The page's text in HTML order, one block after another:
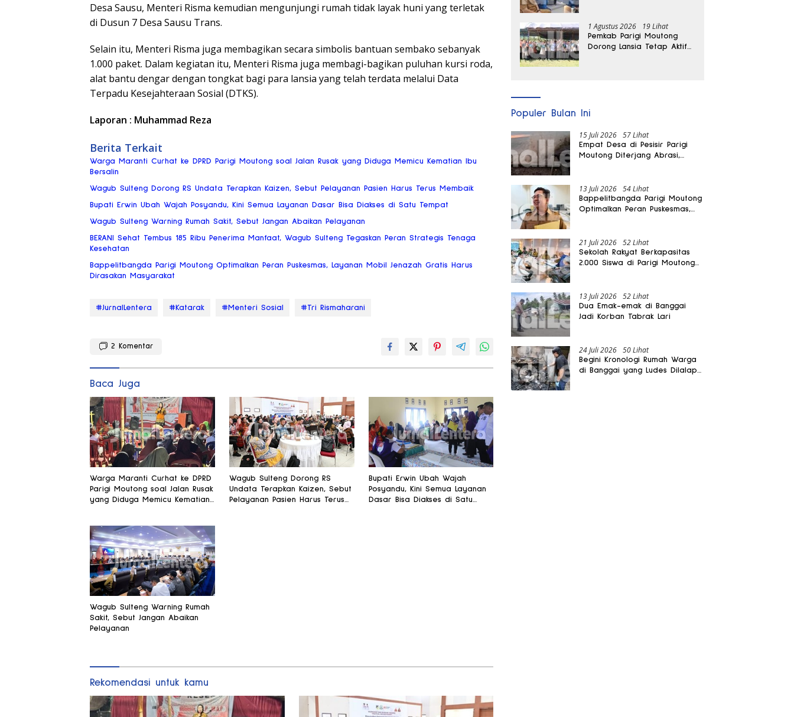
Desa Sausu, Menteri Risma kemudian mengunjungi rumah tidak layak huni yang terletak
di Dusun 7 Desa Sausu Trans.
Selain itu, Menteri Risma juga membagikan secara simbolis bantuan sembako sebanyak
1.000 paket. Dalam kegiatan itu, Menteri Risma juga membagi-bagikan puluhan kursi roda,
alat bantu dengar dengan tongkat bagi para lansia yang telah terdata melalui Data
Terpadu Kesejahteraan Sosial (DTKS).
Laporan : Muhammad Reza
Berita Terkait
Warga Maranti Curhat ke DPRD Parigi Moutong soal Jalan Rusak yang Diduga Memicu Kematian Ibu
Bersalin
Wagub Sulteng Dorong RS Undata Terapkan Kaizen, Sebut Pelayanan Pasien Harus Terus Membaik
Bupati Erwin Ubah Wajah Posyandu, Kini Semua Layanan Dasar Bisa Diakses di Satu Tempat
Wagub Sulteng Warning Rumah Sakit, Sebut Jangan Abaikan Pelayanan
BERANI Sehat Tembus 185 Ribu Penerima Manfaat, Wagub Sulteng Tegaskan Peran Strategis Tenaga
Kesehatan
Bappelitbangda Parigi Moutong Optimalkan Peran Puskesmas, Layanan Mobil Jenazah Gratis Harus
Dirasakan Masyarakat
#JurnalLentera #Katarak #Menteri Sosial #Tri Rismaharani
2 Komentar
Baca Juga
Warga Maranti Curhat ke DPRD
Parigi Moutong soal Jalan Rusak
yang Diduga Memicu Kematian
Wagub Sulteng Dorong RS
Undata Terapkan Kaizen, Sebut
Pelayanan Pasien Harus Terus
Bupati Erwin Ubah Wajah
Posyandu, Kini Semua Layanan
Dasar Bisa Diakses di Satu
Wagub Sulteng Warning Rumah
Sakit, Sebut Jangan Abaikan
Pelayanan
Rekomendasi untuk kamu
1 Agustus 2026 19 Lihat
Pemkab Parigi Moutong
Dorong Lansia Tetap Aktif
Populer Bulan Ini
15 Juli 2026 57 Lihat
Empat Desa di Pesisir Parigi
Moutong Diterjang Abrasi,
13 Juli 2026 54 Lihat
Bappelitbangda Parigi Moutong
Optimalkan Peran Puskesmas,
21 Juli 2026 52 Lihat
Sekolah Rakyat Berkapasitas
2.000 Siswa di Parigi Moutong
13 Juli 2026 52 Lihat
Dua Emak-emak di Banggai
Jadi Korban Tabrak Lari
24 Juli 2026 50 Lihat
Begini Kronologi Rumah Warga
di Banggai yang Ludes Dilalap